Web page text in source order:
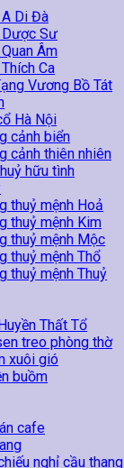
Di Đà
Dược Sư
Âm
Ca
Vương Bồ Tát
Hà Nội
cảnh biển
cảnh thiên nhiên
hữu tình
thuỷ mệnh Hoả
thuỷ mệnh Kim
thuỷ mệnh Mộc
thuỷ mệnh Thổ
thuỷ mệnh Thuỷ
Thất Tổ
treo phòng thờ
xuôi gió
buồm
cafe
nghỉ cầu thang